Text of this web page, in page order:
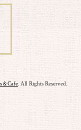
Cafe . All Rights Reserved.